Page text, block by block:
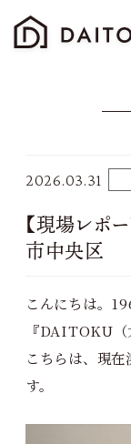
2026.03.31
【現場レポ
市中央区
こんにちは。
『DAITOKU（
こちらは、現
す。